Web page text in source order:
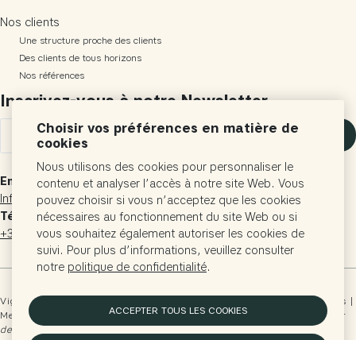
Nos clients
Une structure proche des clients
Des clients de tous horizons
Nos références
Inscrivez-vous à notre Newsletter
S'inscrire
Email
Info@vigneronsconsultants.com
Téléphone
+33 (0)5 57 24 60 29
Vignerons Consultants © 1999-2026 | Politiques de confidentialités |
Mentions Légales
| ConceptionAgence Tête Chercheuse
| Traduit par
delcantell.com
Choisir vos préférences en matière de
cookies
Nous utilisons des cookies pour personnaliser le
contenu et analyser l’accès à notre site Web. Vous
pouvez choisir si vous n’acceptez que les cookies
nécessaires au fonctionnement du site Web ou si
vous souhaitez également autoriser les cookies de
suivi. Pour plus d’informations, veuillez consulter
notre politique de confidentialité.
ACCEPTER TOUS LES COOKIES